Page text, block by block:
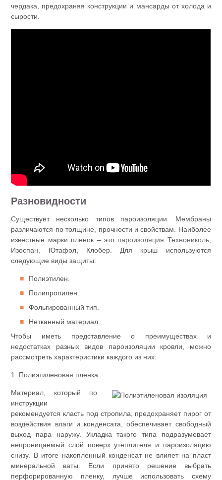
чердака, предохраняя конструкции и мансарды от холода и
сырости.
Разновидности
Существует несколько типов пароизоляции. Мембраны
различаются по толщине, прочности и свойствам. Наиболее
известные марки пленок – это пароизоляция Технониколь,
Изоспан, Ютафол, Клобер. Для крыш используются
следующие виды защиты:
Полиэтилен.
Полипропилен.
Фольгированный тип.
Нетканный материал.
Чтобы иметь представление о преимуществах и
недостатках разных видов пароизоляции кровли, можно
рассмотреть характеристики каждого из них:
1. Полиэтиленовая пленка.
Материал, который по
инструкции
рекомендуется класть под стропила, предохраняет пирог от
воздействия влаги и конденсата, обеспечивает свободный
выход пара наружу. Укладка такого типа подразумевает
непроницаемый слой поверх утеплителя и пароизоляцию
снизу. В итоге накопленный конденсат не влияет на пласт
минеральной ваты. Если принято решение выбрать
перфорированную пленку, лучше использовать схему